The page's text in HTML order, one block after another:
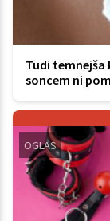
Tudi temnejša
soncem ni
OGLAS